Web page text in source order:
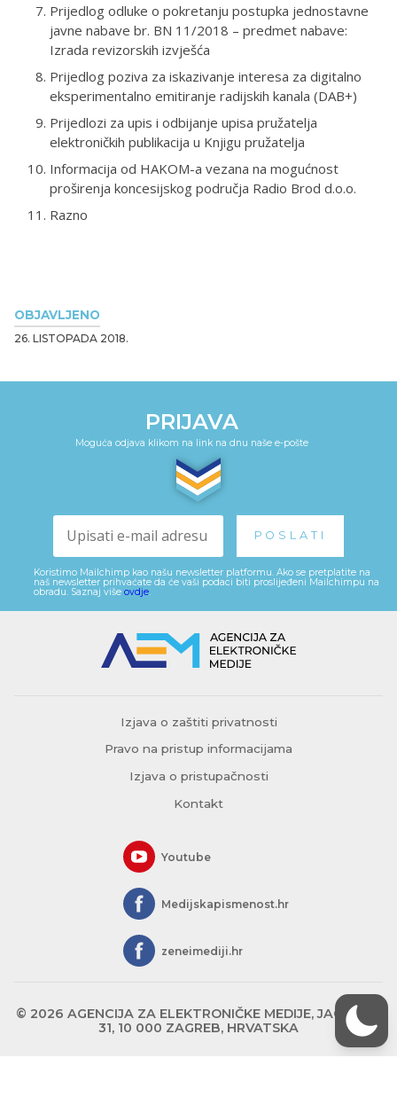
OBJAVLJENO
26. LISTOPADA 2018.
Prijedlog odluke o pokretanju postupka jednostavne
javne nabave br. BN 11/2018 – predmet nabave:
Izrada revizorskih izvješća
Prijedlog poziva za iskazivanje interesa za digitalno
eksperimentalno emitiranje radijskih kanala (DAB+)
Prijedlozi za upis i odbijanje upisa pružatelja
elektroničkih publikacija u Knjigu pružatelja
Informacija od HAKOM-a vezana na mogućnost
proširenja koncesijskog područja Radio Brod d.o.o.
Razno
PRIJAVA
Moguća odjava klikom na link na dnu naše e-pošte
Koristimo Mailchimp kao našu newsletter platformu. Ako se pretplatite na
naš newsletter prihvaćate da će vaši podaci biti proslijeđeni Mailchimpu na
obradu. Saznaj više ovdje.
Izjava o zaštiti privatnosti
Pravo na pristup informacijama
Izjava o pristupačnosti
Kontakt
Youtube
Medijskapismenost.hr
zeneimediji.hr
© 2026 AGENCIJA ZA ELEKTRONIČKE MEDIJE, JAGIĆEVA
31, 10 000 ZAGREB, HRVATSKA